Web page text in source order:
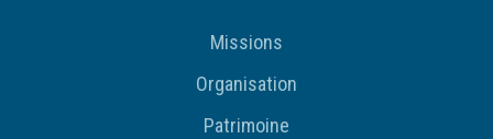
Missions
Organisation
Patrimoine